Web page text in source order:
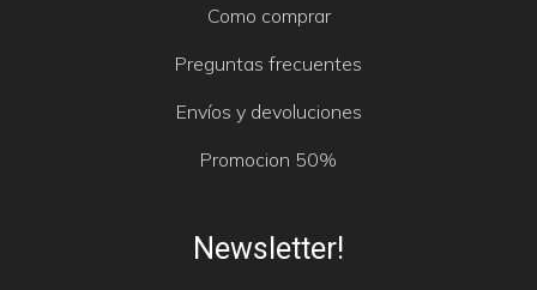
Como comprar
Preguntas frecuentes
Envíos y devoluciones
Promocion 50%
Newsletter!